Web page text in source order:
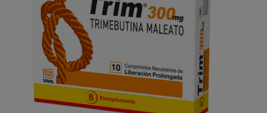
función
motora
digestiva